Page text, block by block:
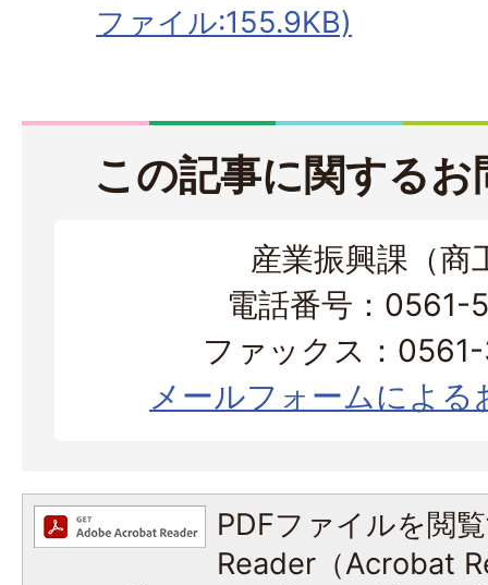
ファイル:155.9KB)
この記事に関する
産業振興課（商
電話番号：0561-
ファックス：
メールフォームによる
PDFファイルを閲
Reader（Acrobat